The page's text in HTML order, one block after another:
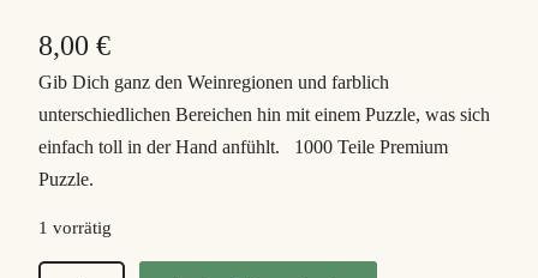
8,00 €
Gib Dich ganz den Weinregionen und farblich
unterschiedlichen Bereichen hin mit einem Puzzle, was sich
einfach toll in der Hand anfühlt. 1000 Teile Premium
Puzzle.
1 vorrätig